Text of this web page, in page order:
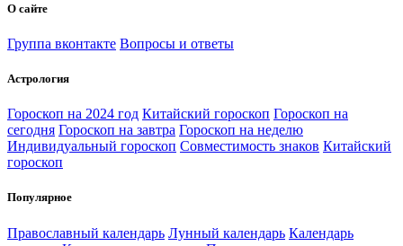
О сайте
Группа вконтакте Вопросы и ответы
Астрология
Гороскоп на 2024 год Китайский гороскоп Гороскоп на
сегодня Гороскоп на завтра Гороскоп на неделю
Индивидуальный гороскоп Совместимость знаков Китайский
гороскоп
Популярное
Православный календарь Лунный календарь Календарь